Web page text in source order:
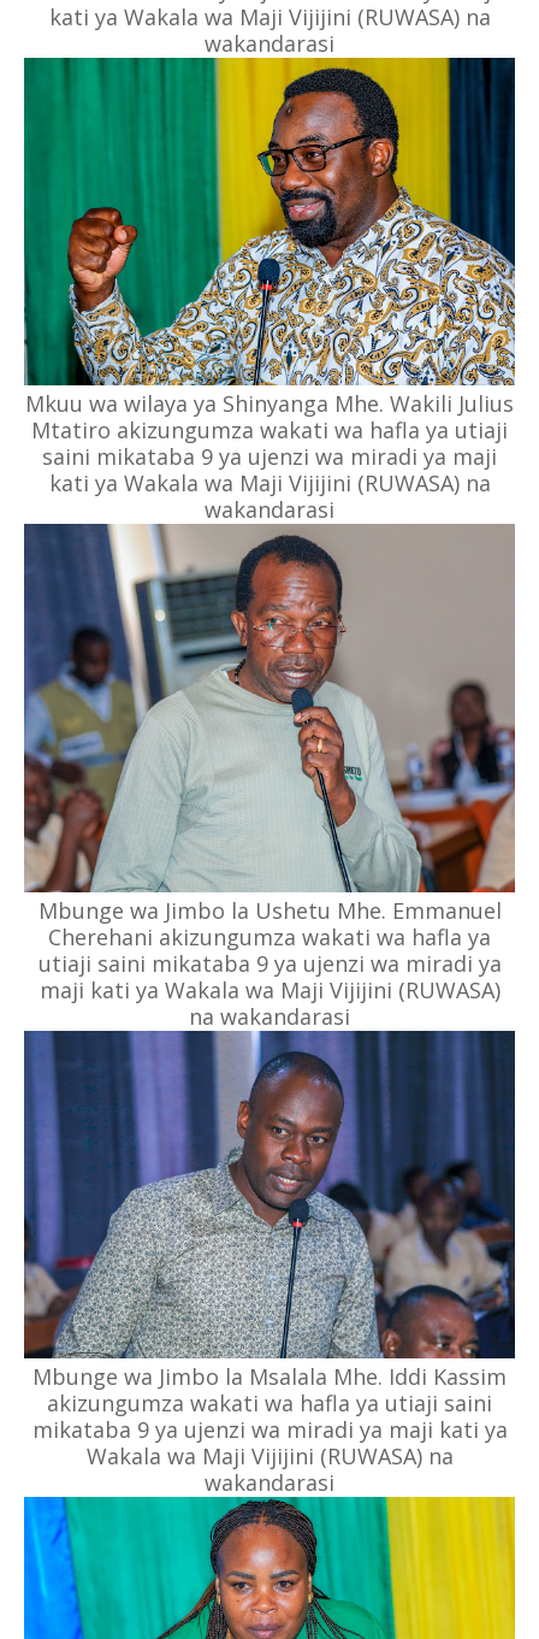
kati ya Wakala wa Maji Vijijini (RUWASA) na
wakandarasi
Mkuu wa wilaya ya Shinyanga Mhe. Wakili Julius
Mtatiro akizungumza wakati wa hafla ya utiaji
saini mikataba 9 ya ujenzi wa miradi ya maji
kati ya Wakala wa Maji Vijijini (RUWASA) na
wakandarasi
Mbunge wa Jimbo la Ushetu Mhe. Emmanuel
Cherehani akizungumza wakati wa hafla ya
utiaji saini mikataba 9 ya ujenzi wa miradi ya
maji kati ya Wakala wa Maji Vijijini (RUWASA)
na wakandarasi
Mbunge wa Jimbo la Msalala Mhe. Iddi Kassim
akizungumza wakati wa hafla ya utiaji saini
mikataba 9 ya ujenzi wa miradi ya maji kati ya
Wakala wa Maji Vijijini (RUWASA) na
wakandarasi